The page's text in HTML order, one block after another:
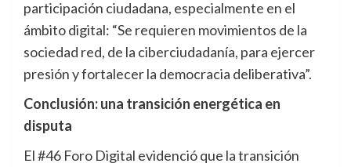
participación ciudadana, especialmente en el
ámbito digital: “Se requieren movimientos de la
sociedad red, de la ciberciudadanía, para ejercer
presión y fortalecer la democracia deliberativa”.
Conclusión: una transición energética en
disputa
El #46 Foro Digital evidenció que la transición